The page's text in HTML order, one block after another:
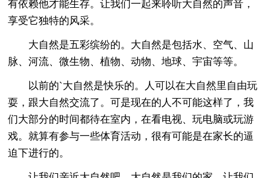
有依赖他才能生存。让我们一起来聆听大自然的声音，
享受它独特的风采。
大自然是五彩缤纷的。大自然是包括水、空气、山
脉、河流、微生物、植物、动物、地球、宇宙等等。
以前的`大自然是快乐的。人可以在大自然里自由玩
耍，跟大自然交流了。可是现在的人不可能这样了，我
们大部分的时间都待在室内，在看电视、玩电脑或玩游
戏。就算有参与一些体育活动，很有可能是在家长的逼
迫下进行的。